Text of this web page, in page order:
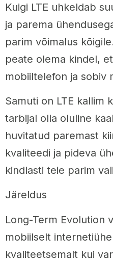
Kuigi LTE uhkeldab
ja parema
parim võimalus
peate olema kindel,
mobiiltelefon ja sobiv
Samuti on LTE kallim
tarbijal olla oluline
huvitatud paremast
kvaliteedi ja pideva
kindlasti teie parim
Järeldus
Long-Term Evolution
mobiilselt
kvaliteetsemalt kui